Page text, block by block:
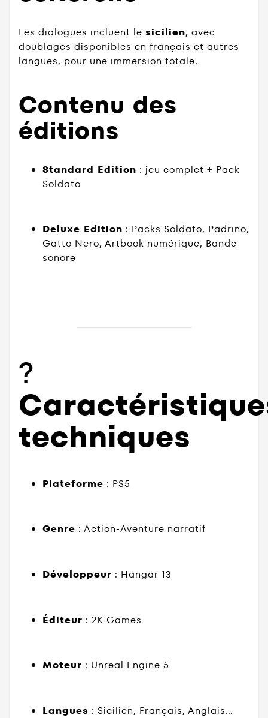
Les dialogues incluent le sicilien, avec
doublages disponibles en français et autres
langues, pour une immersion totale.
Contenu des
éditions
Standard Edition : jeu complet + Pack
Soldato
Deluxe Edition : Packs Soldato, Padrino,
Gatto Nero, Artbook numérique, Bande
sonore
?
techniques
Plateforme : PS5
Genre : Action-Aventure narratif
Développeur : Hangar 13
Éditeur : 2K Games
Moteur : Unreal Engine 5
Langues : Sicilien, Français, Anglais…